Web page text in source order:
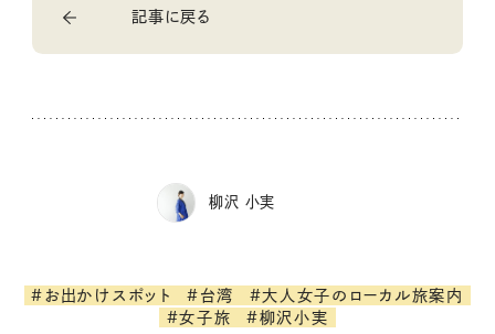
記事に戻る
柳沢 小実
#お出かけスポット #台湾
#大人女子のローカル旅案内
#女子旅
#柳沢小実